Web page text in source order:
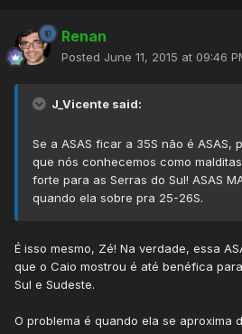
Renan
Posted June 11, 2015 at 09:46
J_Vicente said:
Se a ASAS ficar a 35S não é ASAS,
que nós conhecemos como
forte para as Serras do Sul! ASAS
quando ela sobre pra 25-26S.
É isso mesmo, Zé! Na verdade, essa
que o Caio mostrou é até benéfica
Sul e Sudeste.
O problema é quando ela se aproxima